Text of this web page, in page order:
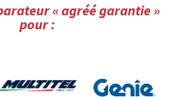
« agréé garantie »
pour :